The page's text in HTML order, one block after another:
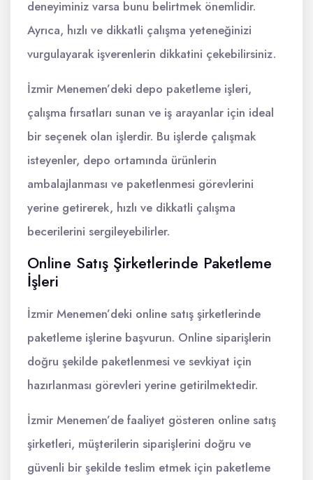
deneyiminiz varsa bunu belirtmek önemlidir.
Ayrıca, hızlı ve dikkatli çalışma yeteneğinizi
vurgulayarak işverenlerin dikkatini çekebilirsiniz.
İzmir Menemen’deki depo paketleme işleri,
çalışma fırsatları sunan ve iş arayanlar için ideal
bir seçenek olan işlerdir. Bu işlerde çalışmak
isteyenler, depo ortamında ürünlerin
ambalajlanması ve paketlenmesi görevlerini
yerine getirerek, hızlı ve dikkatli çalışma
becerilerini sergileyebilirler.
Online Satış Şirketlerinde Paketleme
İşleri
İzmir Menemen’deki online satış şirketlerinde
paketleme işlerine başvurun. Online siparişlerin
doğru şekilde paketlenmesi ve sevkiyat için
hazırlanması görevleri yerine getirilmektedir.
İzmir Menemen’de faaliyet gösteren online satış
şirketleri, müşterilerin siparişlerini doğru ve
güvenli bir şekilde teslim etmek için paketleme